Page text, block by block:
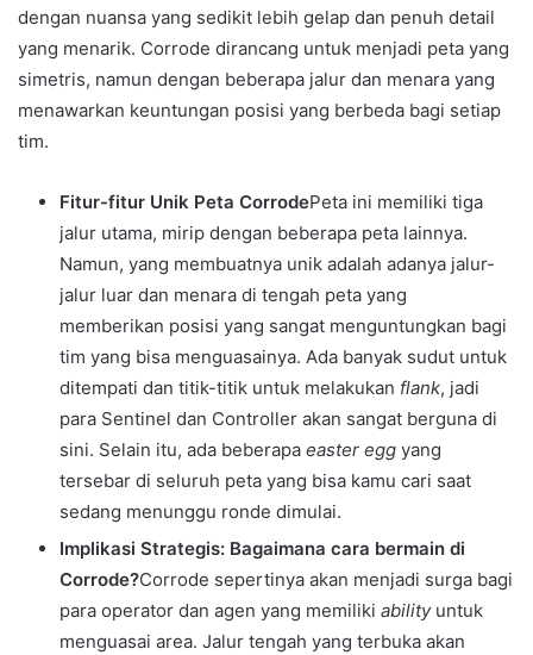
dengan nuansa yang sedikit lebih gelap dan penuh detail
yang menarik. Corrode dirancang untuk menjadi peta yang
simetris, namun dengan beberapa jalur dan menara yang
menawarkan keuntungan posisi yang berbeda bagi setiap
tim.
Fitur-fitur Unik Peta CorrodePeta ini memiliki tiga
jalur utama, mirip dengan beberapa peta lainnya.
Namun, yang membuatnya unik adalah adanya jalur-
jalur luar dan menara di tengah peta yang
memberikan posisi yang sangat menguntungkan bagi
tim yang bisa menguasainya. Ada banyak sudut untuk
ditempati dan titik-titik untuk melakukan flank, jadi
para Sentinel dan Controller akan sangat berguna di
sini. Selain itu, ada beberapa easter egg yang
tersebar di seluruh peta yang bisa kamu cari saat
sedang menunggu ronde dimulai.
Implikasi Strategis: Bagaimana cara bermain di
Corrode?Corrode sepertinya akan menjadi surga bagi
para operator dan agen yang memiliki abilityuntuk
menguasai area. Jalur tengah yang terbuka akan